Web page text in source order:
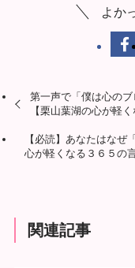
よか
第一声で「僕は心の
【栗山葉湖の心が軽
【必読】あなたはな
心が軽くなる３６５の
関連記事